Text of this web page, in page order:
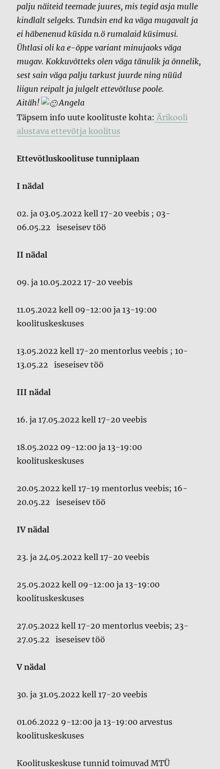
palju näiteid teemade juures, mis tegid asja mulle
kindlalt selgeks. Tundsin end ka väga mugavalt ja
ei häbenenud küsida n.ö rumalaid küsimusi.
Ühtlasi oli ka e-õppe variant minujaoks väga
mugav. Kokkuvõtteks olen väga tänulik ja õnnelik,
sest sain väga palju tarkust juurde ning nüüd
liigun reipalt ja julgelt ettevõtluse poole.
Aitäh!
Angela
Täpsem info uute koolituste kohta: Ärikooli
alustava ettevõtja koolitus
Ettevõtluskoolituse tunniplaan
I nädal
02. ja 03.05.2022 kell 17-20 veebis ; 03-
06.05.22 iseseisev töö
II nädal
09. ja 10.05.2022 17-20 veebis
11.05.2022 kell 09-12:00 ja 13-19:00
koolituskeskuses
13.05.2022 kell 17-20 mentorlus veebis ; 10-
13.05.22 iseseisev töö
III nädal
16. ja 17.05.2022 kell 17-20 veebis
18.05.2022 09-12:00 ja 13-19:00
koolituskeskuses
20.05.2022 kell 17-19 mentorlus veebis; 16-
20.05.22 iseseisev töö
IV nädal
23. ja 24.05.2022 kell 17-20 veebis
25.05.2022 kell 09-12:00 ja 13-19:00
koolituskeskuses
27.05.2022 kell 17-20 mentorlus veebis; 23-
27.05.22 iseseisev töö
V nädal
30. ja 31.05.2022 kell 17-20 veebis
01.06.2022 9-12:00 ja 13-19:00 arvestus
koolituskeskuses
Koolituskeskuse tunnid toimuvad MTÜ